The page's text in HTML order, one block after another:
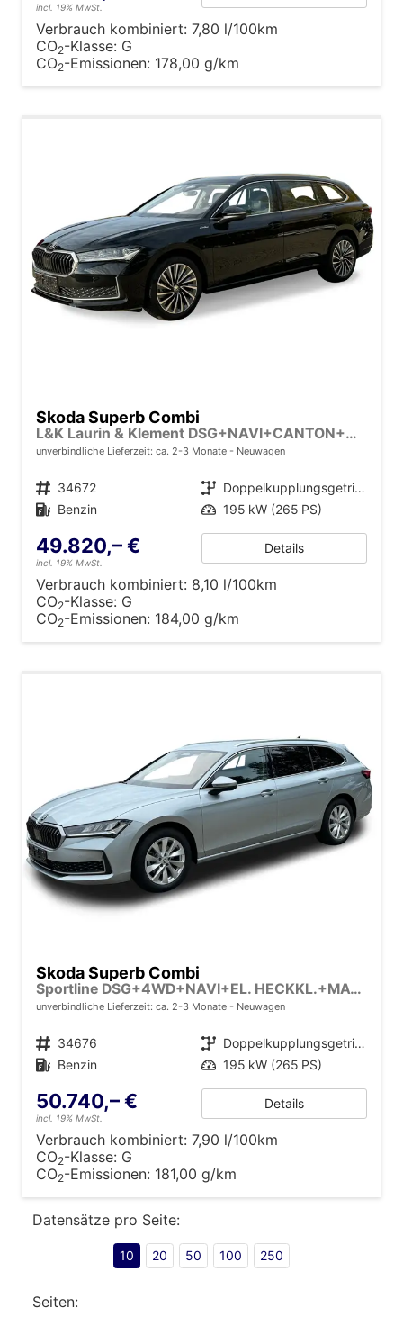
incl. 19% MwSt.
Verbrauch kombiniert: 7,80 l/100km
CO2-Klasse: G
CO2-Emissionen: 178,00 g/km
Skoda Superb Combi
L&K Laurin & Klement DSG+NAVI+CANTON+MATRIX
unverbindliche Lieferzeit: ca. 2-3 Monate Neuwagen
Fahrzeugnr. 34672 Getriebe
Doppelkupplungsgetriebe (DSG)
Kraftstoff Benzin Leistung 195 kW (265 PS)
49.820,– €
incl. 19% MwSt.
Details
Verbrauch kombiniert: 8,10 l/100km
CO2-Klasse: G
CO2-Emissionen: 184,00 g/km
Skoda Superb Combi
Sportline DSG+4WD+NAVI+EL. HECKKL.+MATRIX+SHZ V+H
unverbindliche Lieferzeit: ca. 2-3 Monate Neuwagen
Fahrzeugnr. 34676 Getriebe
Doppelkupplungsgetriebe (DSG)
Kraftstoff Benzin Leistung 195 kW (265 PS)
50.740,– €
incl. 19% MwSt.
Details
Verbrauch kombiniert: 7,90 l/100km
CO2-Klasse: G
CO2-Emissionen: 181,00 g/km
Datensätze pro Seite:
10 20 50 100 250
Seiten: